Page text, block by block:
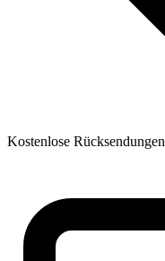
Kostenlose Rücksendungen